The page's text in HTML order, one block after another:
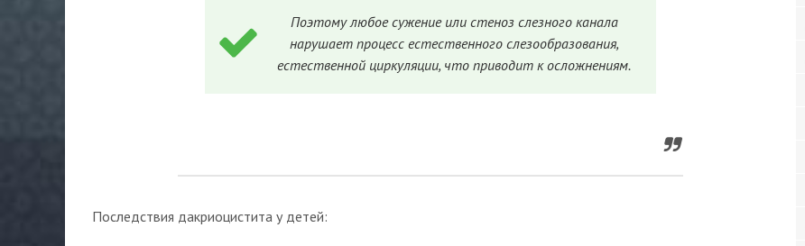
Поэтому любое сужение или стеноз слезного канала
нарушает процесс естественного слезообразования,
естественной циркуляции, что приводит к осложнениям.
Последствия дакриоцистита у детей: